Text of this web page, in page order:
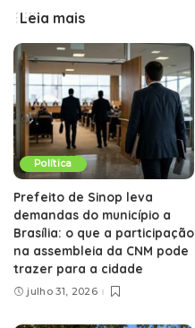
Leia mais
Política
Prefeito de Sinop leva
demandas do município a
Brasília: o que a participação
na assembleia da CNM pode
trazer para a cidade
julho 31, 2026